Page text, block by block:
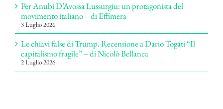
Per Anubi D’Avossa Lussurgiu: un protagonista del
movimento italiano – di Effimera
3 Luglio 2026
Le chiavi false di Trump. Recensione a Dario Togati “Il
capitalismo fragile” – di Nicolò Bellanca
2 Luglio 2026